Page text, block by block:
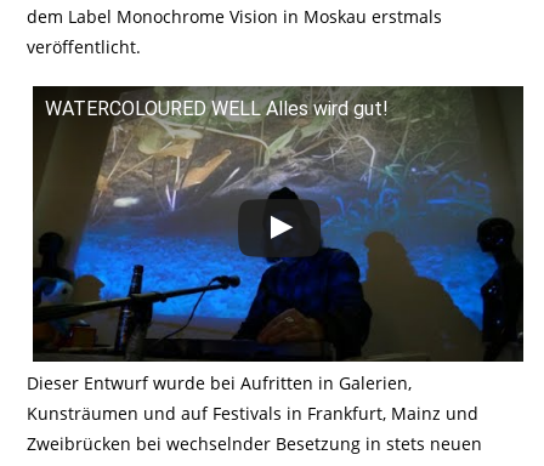
dem Label Monochrome Vision in Moskau erstmals
veröffentlicht.
WATERCOLOURED WELL Alles wird gut!
Dieser Entwurf wurde bei Aufritten in Galerien,
Kunsträumen und auf Festivals in Frankfurt, Mainz und
Zweibrücken bei wechselnder Besetzung in stets neuen